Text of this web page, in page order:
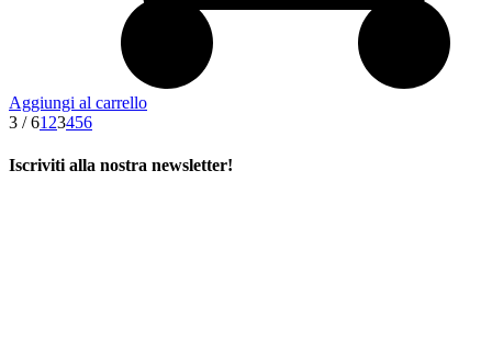
Aggiungi al carrello
3 / 61 23456
Iscriviti alla nostra newsletter!